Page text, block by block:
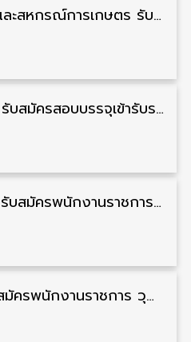
ธนาคารเพื่อการเกษตรและสหกรณ์การเกษตร รับสมัครบุคคลเพื่อเป็นผู้ช่วยพนักงาน วุฒิ ป.ตรี 5 อัตรา รับสมัคร 4 – 14 สิงหาคม
สํานักงานศาลปกครอง รับสมัครสอบบรรจุเข้ารับราชการ วุฒิ ป.ตรี 72 อัตรา รับสมัคร 31 สิงหาคม – 18 กันยายน
กรมพลาธิการทหารบก รับสมัครพนักงานราชการ วุฒิ ม.3/ม.6/ปวช. 66 อัตรา รับสมัคร 10 – 17 สิงหาคม
กรมแพทย์ทหารบก รับสมัครพนักงานราชการ วุฒิ ม.3/ม.6/ปวช./ปวท./ปวส. 6 อัตรา รับสมัคร 3 – 7 สิงหาคม